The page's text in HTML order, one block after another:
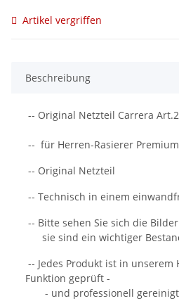
Artikel vergriffen
Beschreibung
-- Original Netzteil Carrera
-- für Herren-Rasierer Premium
-- Original Netzteil
-- Technisch in einem
-- Bitte sehen Sie sich die
sie sind ein wichtiger
-- Jedes Produkt ist in unserem
Funktion geprüft -
- und professionell